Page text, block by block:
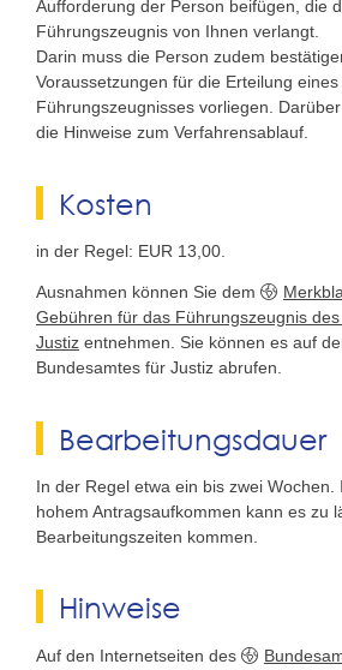
Aufforderung der Person beifügen, die
Führungszeugnis von Ihnen verlangt.
Darin muss die Person zudem
Voraussetzungen für die Erteilung
Führungszeugnisses vorliegen.
die Hinweise zum Verfahrensablauf.
Kosten
in der Regel: EUR 13,00.
Ausnahmen können Sie dem
Gebühren für das Führungszeugnis
Justiz entnehmen. Sie können es auf
Bundesamtes für Justiz abrufen.
Bearbeitungsdauer
In der Regel etwa ein bis zwei Wochen.
hohem Antragsaufkommen kann es zu
Bearbeitungszeiten kommen.
Hinweise
Auf den Internetseiten des